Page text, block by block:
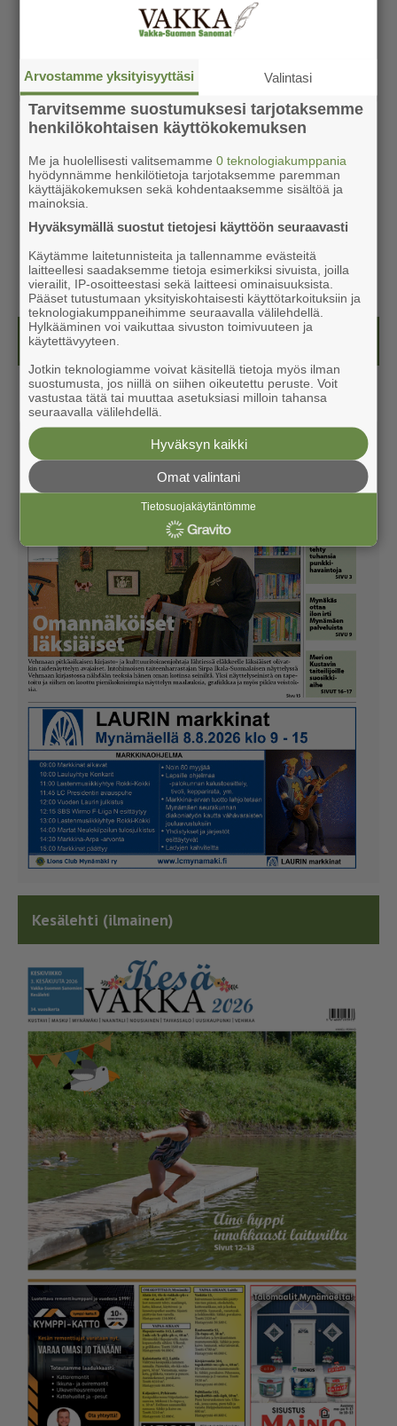
Näköislehdet
Kesälehti (ilmainen)
Arvostamme yksityisyyttäsi Valintasi
Tarvitsemme suostumuksesi tarjotaksemme
henkilökohtaisen käyttökokemuksen
Me ja huolellisesti valitsemamme0 teknologiakumppania
hyödynnämme henkilötietoja tarjotaksemme paremman
käyttäjäkokemuksen sekä kohdentaaksemme sisältöä ja
mainoksia.
Hyväksymällä suostut tietojesi käyttöön seuraavasti
Käytämme laitetunnisteita ja tallennamme evästeitä
laitteellesi saadaksemme tietoja esimerkiksi sivuista, joilla
vierailit, IP-osoitteestasi sekä laitteesi ominaisuuksista.
Pääset tutustumaan yksityiskohtaisesti käyttötarkoituksiin ja
teknologiakumppaneihimme seuraavalla välilehdellä.
Hylkääminen voi vaikuttaa sivuston toimivuuteen ja
käytettävyyteen.
Jotkin teknologiamme voivat käsitellä tietoja myös ilman
suostumusta, jos niillä on siihen oikeutettu peruste. Voit
vastustaa tätä tai muuttaa asetuksiasi milloin tahansa
seuraavalla välilehdellä.
Hyväksyn kaikki
Omat valintani
Tietosuojakäytäntömme